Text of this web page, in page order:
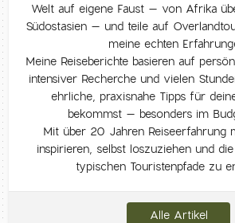
Welt auf eigene Faust – von Afrika
Südostasien – und teile auf
meine echten
Meine Reiseberichte basieren auf
intensiver Recherche und vielen
ehrliche, praxisnahe Tipps für
bekommst – besonders im
Mit über 20 Jahren Reiseerfahrung
inspirieren, selbst loszuziehen und
typischen Touristenpfade zu
Alle Artikel